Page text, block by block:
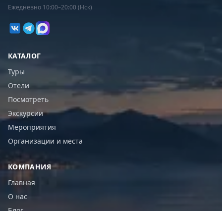
Ежедневно 10:00–20:00 (Нск)
КАТАЛОГ
Туры
Отели
Посмотреть
Экскурсии
Мероприятия
Организации и места
КОМПАНИЯ
Главная
О нас